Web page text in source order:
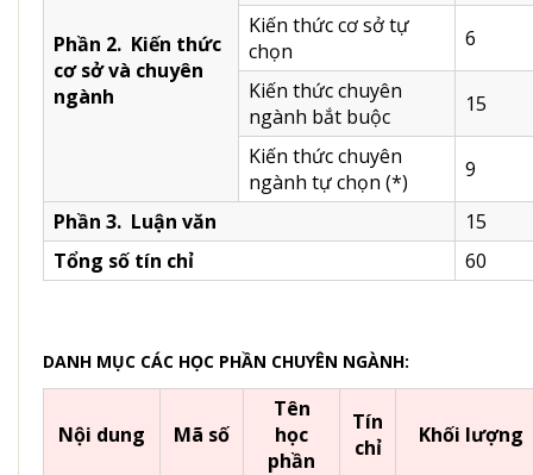
Phần 2. Kiến thức
cơ sở và chuyên
ngành
Kiến thức cơ sở tự
chọn
6
Kiến thức chuyên
ngành bắt buộc
15
Kiến thức chuyên
ngành tự chọn (*)
9
Phần 3. Luận văn
15
Tổng số tín chỉ
60
DANH MỤC CÁC HỌC PHẦN CHUYÊN NGÀNH:
Nội dung Mã số
Tên
học
phần
Tín
chỉ
Khối lượng